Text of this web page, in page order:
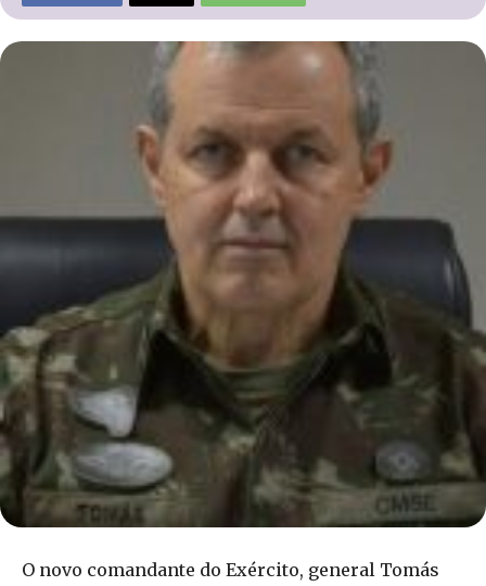
O novo comandante do Exército, general Tomás